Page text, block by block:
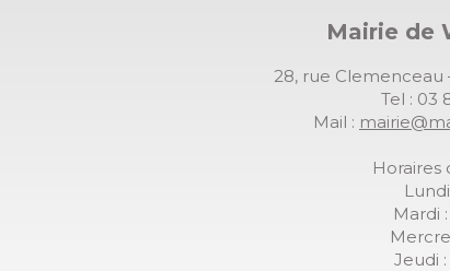
Mairie de
28, rue Clemenceau
Tel : 03
Mail :
Horaires
Mardi
Jeudi